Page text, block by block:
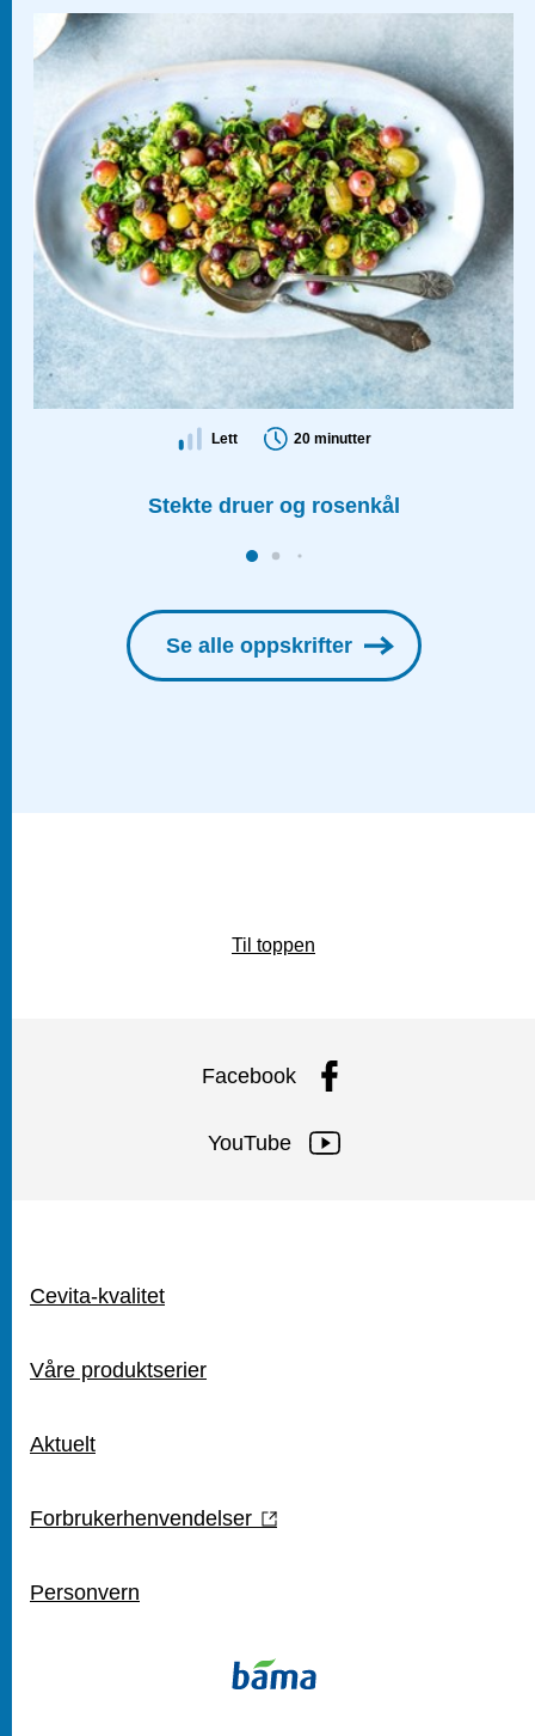
Salt
Lett 20 minutter
Stekte druer og rosenkål
Se alle oppskrifter
Til toppen
Facebook
YouTube
SNARVEIER
Cevita-kvalitet
Våre produktserier
Aktuelt
Forbrukerhenvendelser
Personvern